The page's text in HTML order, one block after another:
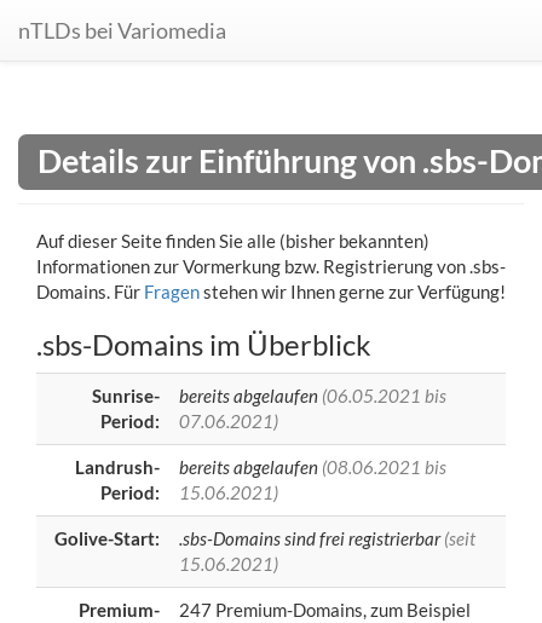
nTLDs bei Variomedia
Details zur Einführung von .sbs-
Auf dieser Seite finden Sie alle (bisher bekannten)
Informationen zur Vormerkung bzw. Registrierung von .sbs-
Domains. Für Fragenstehen wir Ihnen gerne zur Verfügung!
.sbs-Domains im Überblick
Sunrise-
Period:
bereits abgelaufen (06.05.2021 bis
07.06.2021)
Landrush-
Period:
bereits abgelaufen (08.06.2021 bis
15.06.2021)
Golive-Start: .sbs-Domains sind frei registrierbar(seit
15.06.2021)
Premium-
247 Premium-Domains, zum Beispiel